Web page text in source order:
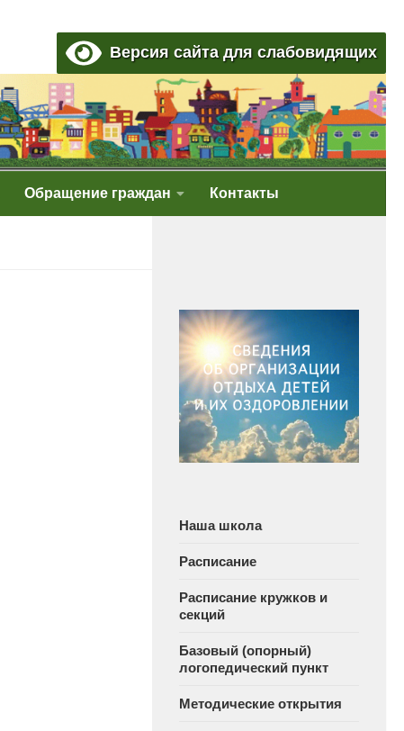
Версия сайта для слабовидящих
Обращение граждан Контакты
Наша школа
Расписание
Расписание кружков и
секций
Базовый (опорный)
логопедический пункт
Методические открытия